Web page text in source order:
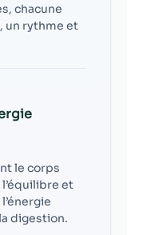
chacune
un rythme et
le corps
et
digestion.